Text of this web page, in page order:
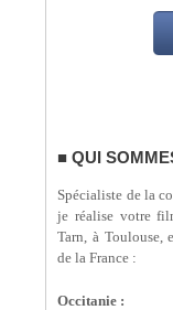
QUI
Spécialiste de la
je réalise votre
Tarn, à Toulouse,
de la France :
Occitanie :